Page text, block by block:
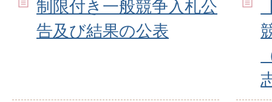
制限付き一般競争入札公
告及び結果の公表